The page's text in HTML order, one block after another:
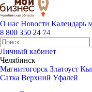
О нас Новости Календарь
8 800 350 24 74
Личный кабинет
Челябинск
Магнитогорск Златоуст
Сатка Верхний Уфалей